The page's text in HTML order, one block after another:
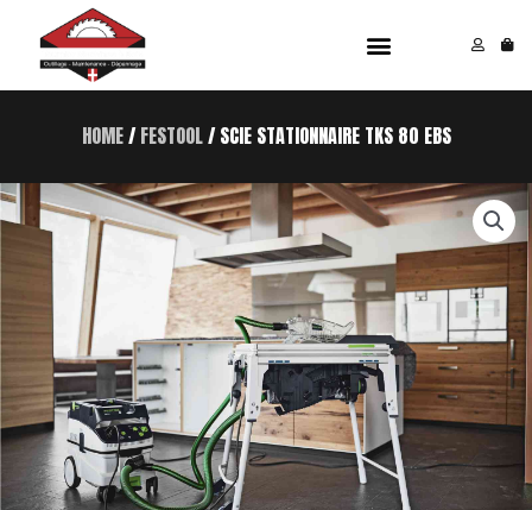
contenu
Menu
HOME/FESTOOL/ SCIE STATIONNAIRE TKS 80 EBS